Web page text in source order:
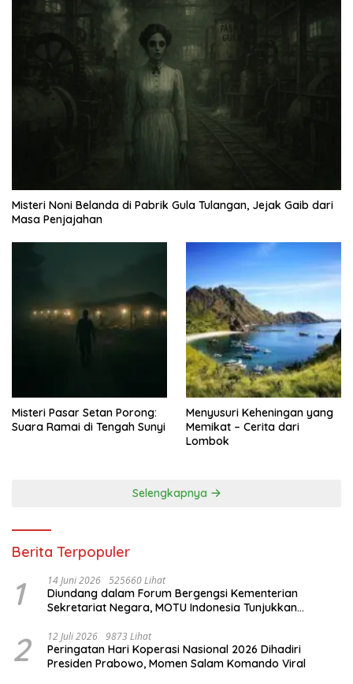
Misteri Noni Belanda di Pabrik Gula Tulangan, Jejak Gaib dari
Masa Penjajahan
Misteri Pasar Setan Porong:
Suara Ramai di Tengah Sunyi
Menyusuri Keheningan yang
Memikat – Cerita dari
Lombok
Selengkapnya
Berita Terpopuler
1 14 Juni 2026 525660 Lihat
Diundang dalam Forum Bergengsi Kementerian
Sekretariat Negara, MOTU Indonesia Tunjukkan
2 12 Juli 2026 9873 Lihat
Peringatan Hari Koperasi Nasional 2026 Dihadiri
Presiden Prabowo, Momen Salam Komando Viral